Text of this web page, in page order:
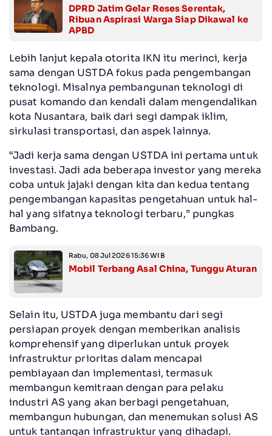
DPRD Jatim Gelar Reses Serentak,
Ribuan Aspirasi Warga Siap Dikawal ke
APBD
Lebih lanjut kepala otorita IKN itu merinci, kerja
sama dengan USTDA fokus pada pengembangan
teknologi. Misalnya pembangunan teknologi di
pusat komando dan kendali dalam mengendalikan
kota Nusantara, baik dari segi dampak iklim,
sirkulasi transportasi, dan aspek lainnya.
“Jadi kerja sama dengan USTDA ini pertama untuk
investasi. Jadi ada beberapa investor yang mereka
coba untuk jajaki dengan kita dan kedua tentang
pengembangan kapasitas pengetahuan untuk hal-
hal yang sifatnya teknologi terbaru,” pungkas
Bambang.
Rabu, 08 Jul 2026 15:36 WIB
Mobil Terbang Asal China, Tunggu Aturan
Selain itu, USTDA juga membantu dari segi
persiapan proyek dengan memberikan analisis
komprehensif yang diperlukan untuk proyek
infrastruktur prioritas dalam mencapai
pembiayaan dan implementasi, termasuk
membangun kemitraan dengan para pelaku
industri AS yang akan berbagi pengetahuan,
membangun hubungan, dan menemukan solusi AS
untuk tantangan infrastruktur yang dihadapi.